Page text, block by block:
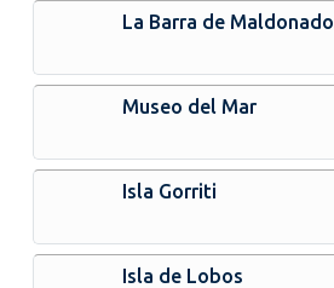
La Barra de Maldonado
Museo del Mar
Isla Gorriti
Isla de Lobos